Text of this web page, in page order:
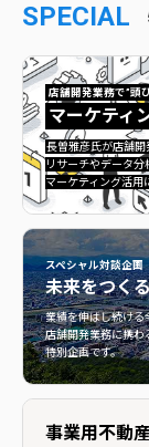
SPECIAL
店舗開発業務で”頭
マーケティ
長曽雅彦氏が店舗開
リサーチやデータ分
マーケティング活用
マーケティン
スペシャル対談企画
未来をつく
業績を伸ばし続ける
店舗開発業務に携わ
特別企画です。
不動産会社・
事業用不動